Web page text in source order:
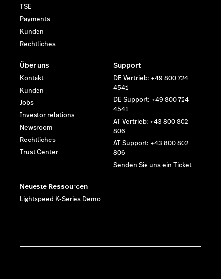
TSE
Payments
Kunden
Rechtliches
Über uns
Kontakt
Kunden
Jobs
Investor relations
Newsroom
Rechtliches
Trust Center
Support
DE Vertrieb: +49 800 724
4541
DE Support: +49 800 724
4541
AT Vertrieb: +43 800 802
806
AT Support: +43 800 802
806
Senden Sie uns ein Ticket
Neueste Ressourcen
Lightspeed K-Series Demo